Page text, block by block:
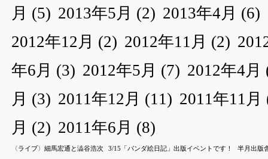
月 (5) 2013年5月 (2) 2013年4月 (6)
2012年12月 (2) 2012年11月 (2)
年6月 (3) 2012年5月 (7) 2012年4月
月 (3) 2011年12月 (11) 2011年11月
月 (2) 2011年6月 (8)
〈ライブ〉細馬宏通と澁谷浩次 3/15「パンダ絵日記」出版イベントです！ 半月出版